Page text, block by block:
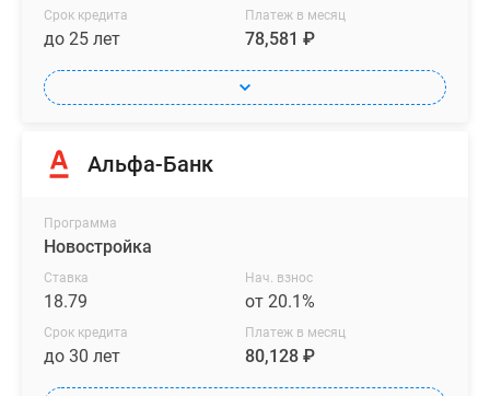
светлые
обои
покраску
ламинат
под
древесину,
стены
пол
санузлов
отделают
Срок кредита
до 25 лет
Платеж в месяц
78,581 ₽
Альфа-Банк
Программа
Новостройка
Ставка
18.79
Нач. взнос
от 20.1%
Срок кредита
до 30 лет
Платеж в месяц
80,128 ₽